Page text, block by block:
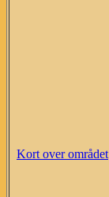
Kort over området